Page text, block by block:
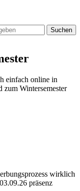
Suchen
einfach online in
zum Wintersemester
wirklich
präsenz